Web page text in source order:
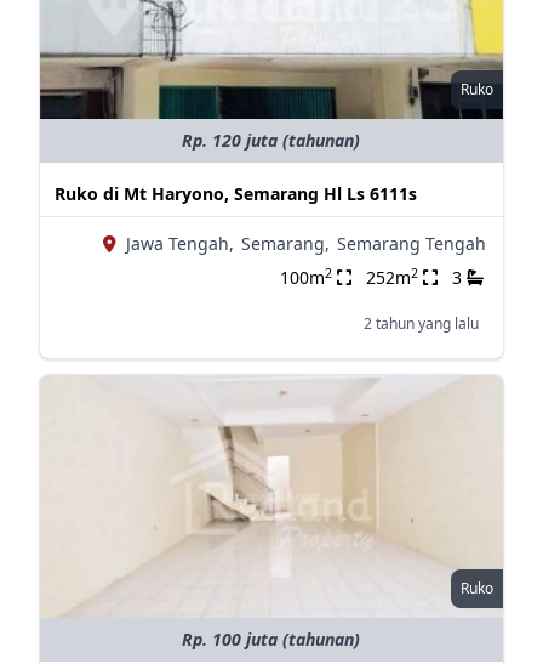
Ruko
Rp. 120 juta (tahunan)
Ruko di Mt Haryono, Semarang Hl Ls 6111s
Jawa Tengah, Semarang, Semarang Tengah
100m2 252m2 3
2 tahun yang lalu
Ruko
Rp. 100 juta (tahunan)